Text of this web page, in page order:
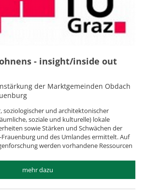
- insight/inside out
der Marktgemeinden Obdach
soziologischer und architektonischer
soziale und kulturelle) lokale
sowie Stärken und Schwächen der
und des Umlandes ermittelt. Auf
werden vorhandene Ressourcen
mehr dazu